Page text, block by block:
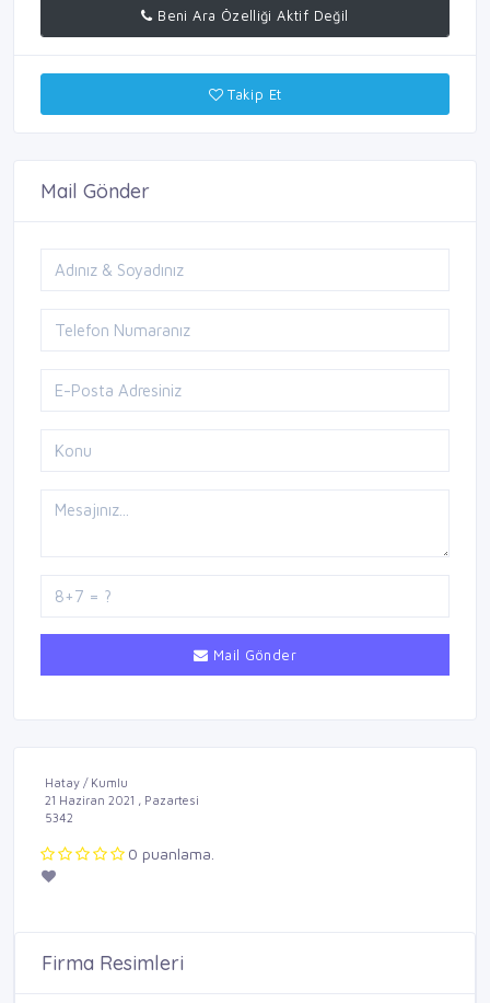
Beni Ara Özelliği Aktif Değil
Takip Et
Mail Gönder
Mail Gönder
Hatay / Kumlu
21 Haziran 2021 , Pazartesi
5342
0 puanlama.
Firma Resimleri